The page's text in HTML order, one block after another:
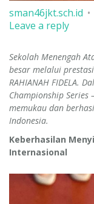
sman46jkt.sch.id
Leave a reply
Sekolah Menengah
besar melalui
RAHIANAH FIDELA.
Championship
memukau dan
Indonesia.
Keberhasilan
Internasional